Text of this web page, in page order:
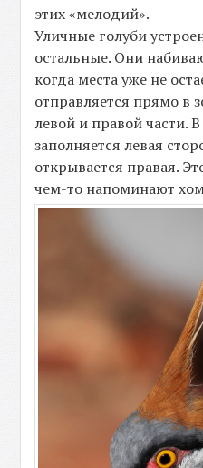
этих «мелодий».
Уличные голуби
остальные. Они
когда места уже не
отправляется прямо в
левой и правой части.
заполняется левая
открывается правая.
чем-то напоминают